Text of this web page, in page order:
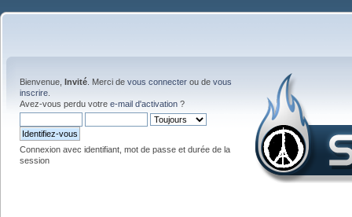
Bienvenue, Invité . Merci de vous connecter ou de vous
inscrire
Avez-vous perdu votre e-mail d'activation ?
Connexion avec identifiant, mot de passe et durée de la
session